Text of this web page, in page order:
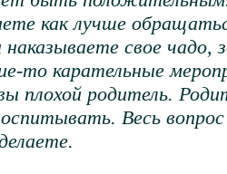
как лучше
свое
то карательные
плохой родитель.
Весь вопрос